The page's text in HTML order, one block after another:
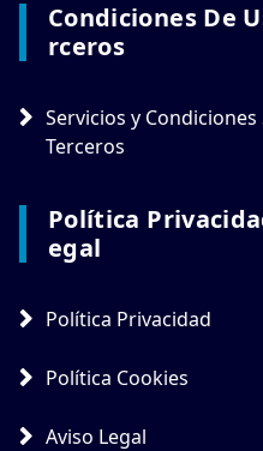
Condiciones De
Rceros
Servicios y
Terceros
Política
Egal
Política Privacidad
Política Cookies
Aviso Legal